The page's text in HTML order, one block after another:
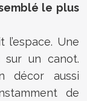
le plus
l’espace. Une
un canot.
décor aussi
de